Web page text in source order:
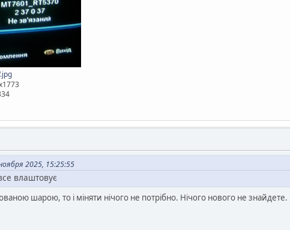
2025, 15:25:55
влаштовує
шарою, то і міняти нічого не потрібно. Нічого нового не знайдете.